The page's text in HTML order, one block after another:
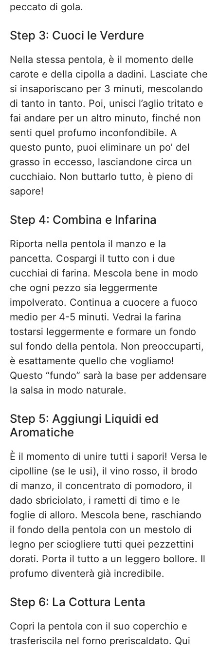
peccato di gola.
Step 3: Cuoci le Verdure
Nella stessa pentola, è il momento delle
carote e della cipolla a dadini. Lasciate che
si insaporiscano per 3 minuti, mescolando
di tanto in tanto. Poi, unisci l’aglio tritato e
fai andare per un altro minuto, finché non
senti quel profumo inconfondibile. A
questo punto, puoi eliminare un po’ del
grasso in eccesso, lasciandone circa un
cucchiaio. Non buttarlo tutto, è pieno di
sapore!
Step 4: Combina e Infarina
Riporta nella pentola il manzo e la
pancetta. Cospargi il tutto con i due
cucchiai di farina. Mescola bene in modo
che ogni pezzo sia leggermente
impolverato. Continua a cuocere a fuoco
medio per 4-5 minuti. Vedrai la farina
tostarsi leggermente e formare un fondo
sul fondo della pentola. Non preoccuparti,
è esattamente quello che vogliamo!
Questo “fundo” sarà la base per addensare
la salsa in modo naturale.
Step 5: Aggiungi Liquidi ed
Aromatiche
È il momento di unire tutti i sapori! Versa le
cipolline (se le usi), il vino rosso, il brodo
di manzo, il concentrato di pomodoro, il
dado sbriciolato, i rametti di timo e le
foglie di alloro. Mescola bene, raschiando
il fondo della pentola con un mestolo di
legno per sciogliere tutti quei pezzettini
dorati. Porta il tutto a un leggero bollore. Il
profumo diventerà già incredibile.
Step 6: La Cottura Lenta
Copri la pentola con il suo coperchio e
trasferiscila nel forno preriscaldato. Qui